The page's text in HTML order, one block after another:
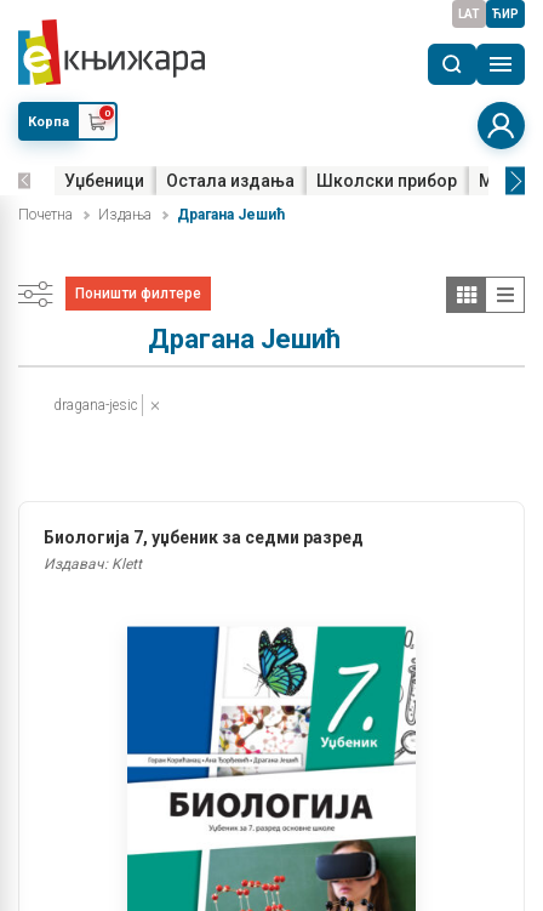
LAT ЋИР
Корпа
0
Уџбеници Остала издања Школски прибор Мала
Почетна Издања Драгана Јешић
Поништи филтере
Драгана Јешић
dragana-jesic
Биологија 7, уџбеник за седми разред
Издавач: Klett